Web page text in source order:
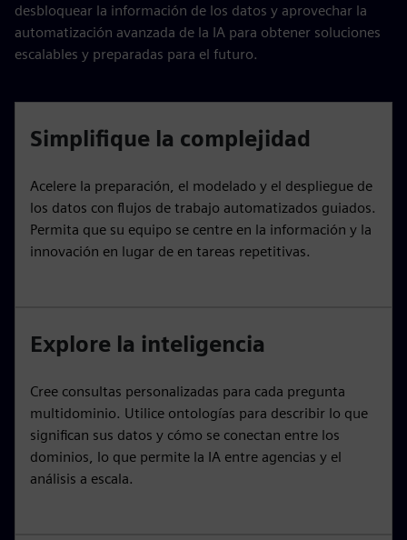
desbloquear la información de los datos y aprovechar la
automatización avanzada de la IA para obtener soluciones
escalables y preparadas para el futuro.
Simplifique la complejidad
Acelere la preparación, el modelado y el despliegue de
los datos con flujos de trabajo automatizados guiados.
Permita que su equipo se centre en la información y la
innovación en lugar de en tareas repetitivas.
Explore la inteligencia
Cree consultas personalizadas para cada pregunta
multidominio. Utilice ontologías para describir lo que
significan sus datos y cómo se conectan entre los
dominios, lo que permite la IA entre agencias y el
análisis a escala.